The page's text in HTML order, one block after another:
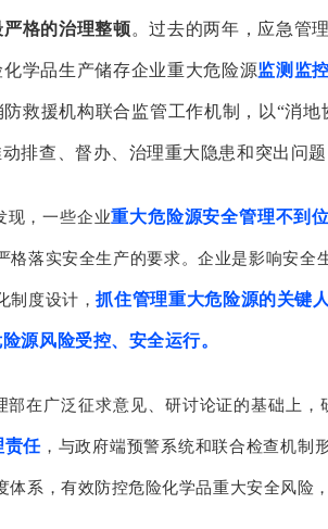
严格的治理整顿。过去的两年，应急管
学品生产储存企业重大危险源监测监
救援机构联合监管工作机制，以“消地
动排查、督办、治理重大隐患和突出问
现，一些企业重大危险源安全管理不到
格落实安全生产的要求。企业是影响安全
制度设计，抓住管理重大危险源的关键
源风险受控、安全运行。
部在广泛征求意见、研讨论证的基础上
责任 ，与政府端预警系统和联合检查机制
体系，有效防控危险化学品重大安全风险